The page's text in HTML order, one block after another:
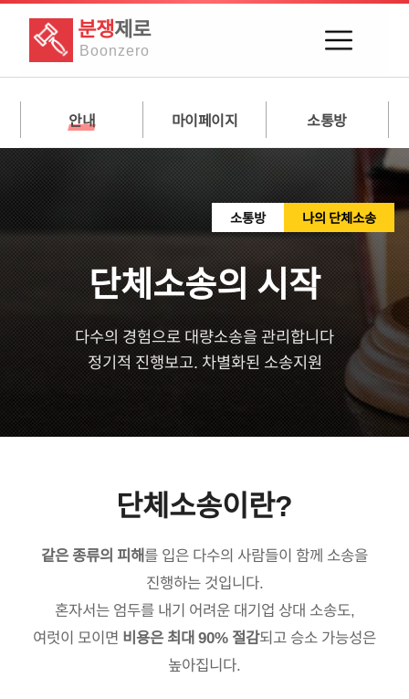
분쟁제로
Boonzero
안내 마이페이지 소통방
소통방 나의 단체소송
단체소송의 시작
다수의 경험으로 대량소송을 관리합니다
정기적 진행보고. 차별화된 소송지원
단체소송이란?
같은 종류의 피해를 입은 다수의 사람들이 함께 소송을
진행하는 것입니다.
혼자서는 엄두를 내기 어려운 대기업 상대 소송도,
여럿이 모이면 비용은 최대 90% 절감되고 승소 가능성은
높아집니다.